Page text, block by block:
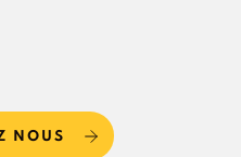
NOUS